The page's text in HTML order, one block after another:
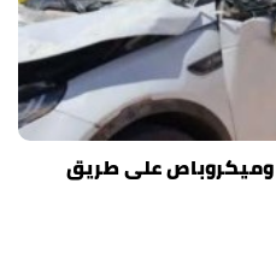
وميكروباص على طريق